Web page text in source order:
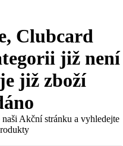
Clubcard
již není
již zboží
Akční stránku a vyhledejte